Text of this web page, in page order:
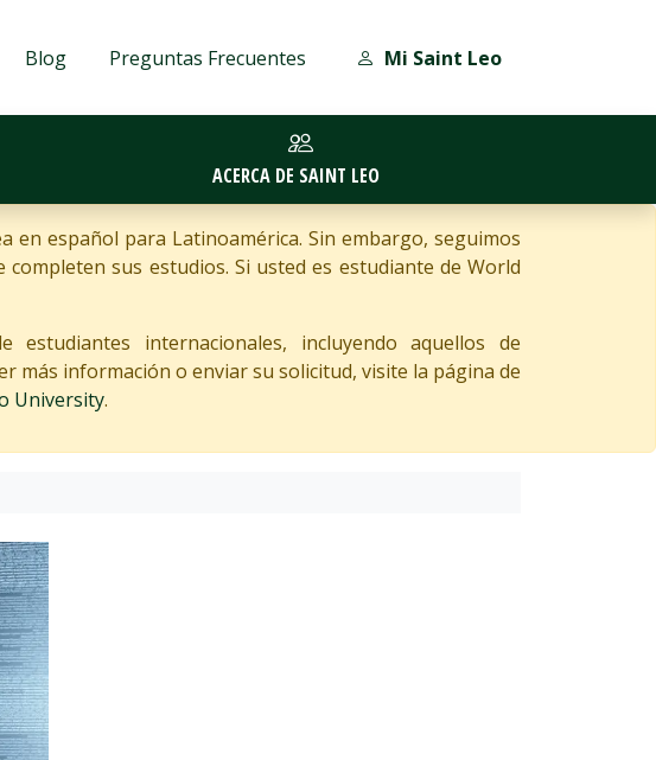
Blog Preguntas Frecuentes Mi Saint Leo
ACERCA DE SAINT LEO
español para Latinoamérica. Sin embargo, seguimos
sus estudios. Si usted es estudiante de World
internacionales, incluyendo aquellos de
más información o enviar su solicitud, visite la página de
University.